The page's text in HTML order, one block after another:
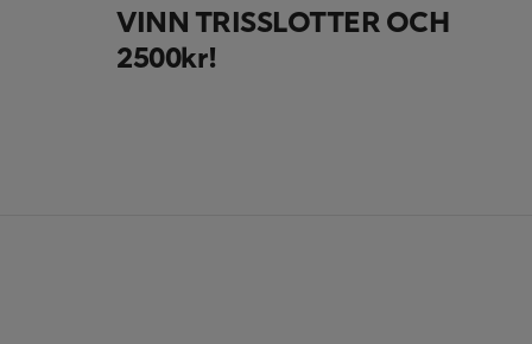
VINN TRISSLOTTER OCH
2500kr!